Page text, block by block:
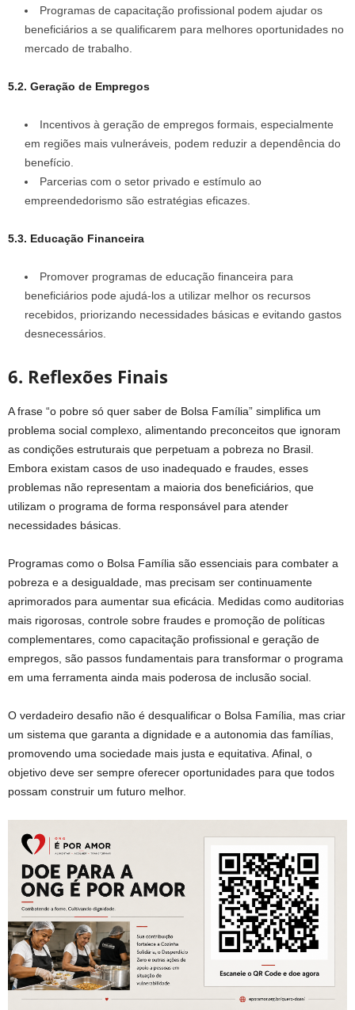
Programas de capacitação profissional podem ajudar os
beneficiários a se qualificarem para melhores oportunidades no
mercado de trabalho.
5.2. Geração de Empregos
Incentivos à geração de empregos formais, especialmente
em regiões mais vulneráveis, podem reduzir a dependência do
benefício.
Parcerias com o setor privado e estímulo ao
empreendedorismo são estratégias eficazes.
5.3. Educação Financeira
Promover programas de educação financeira para
beneficiários pode ajudá-los a utilizar melhor os recursos
recebidos, priorizando necessidades básicas e evitando gastos
desnecessários.
6. Reflexões Finais
A frase “o pobre só quer saber de Bolsa Família” simplifica um
problema social complexo, alimentando preconceitos que ignoram
as condições estruturais que perpetuam a pobreza no Brasil.
Embora existam casos de uso inadequado e fraudes, esses
problemas não representam a maioria dos beneficiários, que
utilizam o programa de forma responsável para atender
necessidades básicas.
Programas como o Bolsa Família são essenciais para combater a
pobreza e a desigualdade, mas precisam ser continuamente
aprimorados para aumentar sua eficácia. Medidas como auditorias
mais rigorosas, controle sobre fraudes e promoção de políticas
complementares, como capacitação profissional e geração de
empregos, são passos fundamentais para transformar o programa
em uma ferramenta ainda mais poderosa de inclusão social.
O verdadeiro desafio não é desqualificar o Bolsa Família, mas criar
um sistema que garanta a dignidade e a autonomia das famílias,
promovendo uma sociedade mais justa e equitativa. Afinal, o
objetivo deve ser sempre oferecer oportunidades para que todos
possam construir um futuro melhor.